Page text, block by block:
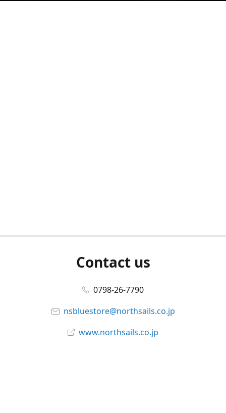
Contact us
0798-26-7790
nsbluestore@northsails.co.jp
www.northsails.co.jp